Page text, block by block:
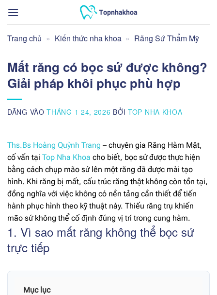
qua
dung
Trang chủ » Kiến thức nha khoa » Răng Sứ Thẩm Mỹ
Mất răng có bọc sứ được không?
Giải pháp khôi phục phù hợp
ĐĂNG VÀOTHÁNG 1 24, 2026 BỞITOP NHA KHOA
Ths.Bs Hoàng Quỳnh Trang – chuyên gia Răng Hàm Mặt,
cố vấn tại Top Nha Khoa cho biết, bọc sứ được thực hiện
bằng cách chụp mão sứ lên một răng đã được mài tạo
hình. Khi răng bị mất, cấu trúc răng thật không còn tồn tại,
đồng nghĩa với việc không có nền tảng cần thiết để tiến
hành phục hình theo kỹ thuật này. Thiếu răng trụ khiến
mão sứ không thể cố định đúng vị trí trong cung hàm.
1. Vì sao mất răng không thể bọc sứ
trực tiếp
Mục lục